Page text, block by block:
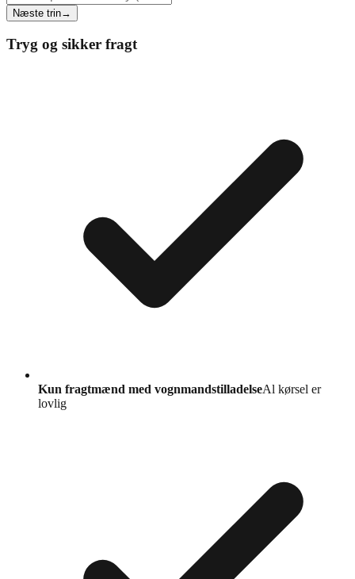
Næste trin→
Tryg og sikker fragt
Kun fragtmænd med vognmandstilladelseAl kørsel er
lovlig